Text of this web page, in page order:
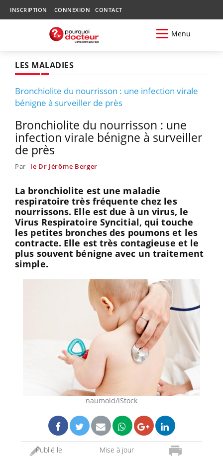
INSCRIPTION CONNEXION CONTACT
Menu
LES MALADIES
Bronchiolite du nourrisson : une infection virale
bénigne à surveiller de près
Bronchiolite du nourrisson : une
infection virale bénigne à surveiller
de près
Par le Dr Jérôme Berger
La bronchiolite est une maladie
respiratoire très fréquente chez les
nourrissons. Elle est due à un virus, le
Virus Respiratoire Syncitial, qui touche
les petites bronches des poumons et les
contracte. Elle est très contagieuse et le
plus souvent bénigne avec un traitement
simple.
naumoid/iStock
Publié le
Mise à jour